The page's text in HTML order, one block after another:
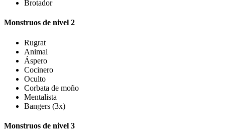
Brotador
Monstruos de nivel 2
Rugrat
Animal
Áspero
Cocinero
Oculto
Corbata de moño
Mentalista
Bangers (3x)
Monstruos de nivel 3